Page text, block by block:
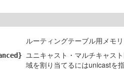
ルーティングテーブル用メモ
ユニキャスト・マルチキャス
域を割り当てるにはunicastを